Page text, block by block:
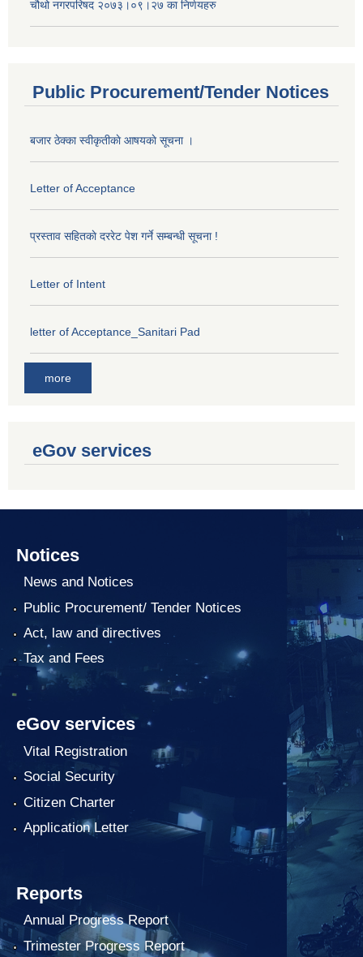
चौथो नगरपरिषद २०७३।०९।२७ का निर्णयहरु
Public Procurement/Tender Notices
बजार ठेक्का स्वीकृतीकाे आषयकाे सूचना ।
Letter of Acceptance
प्रस्ताव सहितकाे दररेट पेश गर्ने सम्बन्धी सूचना !
Letter of Intent
letter of Acceptance_Sanitari Pad
more
eGov services
Notices
News and Notices
Public Procurement/ Tender Notices
Act, law and directives
Tax and Fees
eGov services
Vital Registration
Social Security
Citizen Charter
Application Letter
Reports
Annual Progress Report
Trimester Progress Report